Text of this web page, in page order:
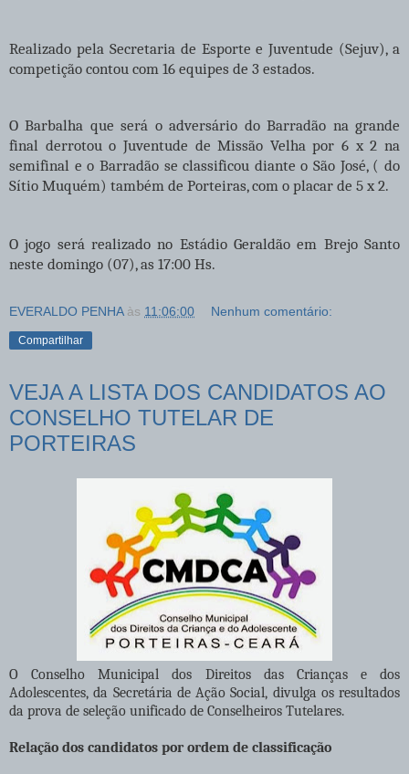
Realizado pela Secretaria de Esporte e Juventude (Sejuv), a
competição contou com 16 equipes de 3 estados.
O Barbalha que será o adversário do Barradão na grande
final derrotou o Juventude de Missão Velha por 6 x 2 na
semifinal e o Barradão se classificou diante o São José, ( do
Sítio Muquém) também de Porteiras, com o placar de 5 x 2.
O jogo será realizado no Estádio Geraldão em Brejo Santo
neste domingo (07), as 17:00 Hs.
EVERALDO PENHA às 11:06:00 Nenhum comentário:
Compartilhar
VEJA A LISTA DOS CANDIDATOS AO
CONSELHO TUTELAR DE
PORTEIRAS
O Conselho Municipal dos Direitos das Crianças e dos
Adolescentes, da Secretária de Ação Social, divulga os resultados
da prova de seleção unificado de Conselheiros Tutelares.
Relação dos candidatos por ordem de classificação